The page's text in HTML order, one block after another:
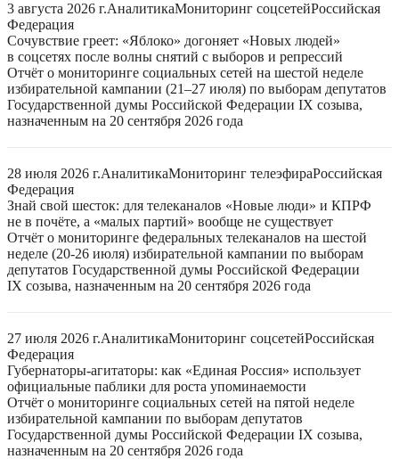
3 августа 2026 г.АналитикаМониторинг соцсетейРоссийская
Федерация
Сочувствие греет: «Яблоко» догоняет «Новых людей»
в соцсетях после волны снятий с выборов и репрессий
Отчёт о мониторинге социальных сетей на шестой неделе
избирательной кампании (21–27 июля) по выборам депутатов
Государственной думы Российской Федерации IX созыва,
назначенным на 20 сентября 2026 года
28 июля 2026 г.АналитикаМониторинг телеэфираРоссийская
Федерация
Знай свой шесток: для телеканалов «Новые люди» и КПРФ
не в почёте, а «малых партий» вообще не существует
Отчёт о мониторинге федеральных телеканалов на шестой
неделе (20-26 июля) избирательной кампании по выборам
депутатов Государственной думы Российской Федерации
IX созыва, назначенным на 20 сентября 2026 года
27 июля 2026 г.АналитикаМониторинг соцсетейРоссийская
Федерация
Губернаторы-агитаторы: как «Единая Россия» использует
официальные паблики для роста упоминаемости
Отчёт о мониторинге социальных сетей на пятой неделе
избирательной кампании по выборам депутатов
Государственной думы Российской Федерации IX созыва,
назначенным на 20 сентября 2026 года